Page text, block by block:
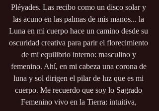
Pléyades. Las recibo como un disco solar y
las acuno en las palmas de mis manos... la
Luna en mi cuerpo hace un camino desde su
oscuridad creativa para parir el florecimiento
de mi equilibrio interno: masculino y
femenino. Ahí, en mi cabeza una corona de
luna y sol dirigen el pilar de luz que es mi
cuerpo. Me recuerdo que soy lo Sagrado
Femenino vivo en la Tierra: intuitiva,